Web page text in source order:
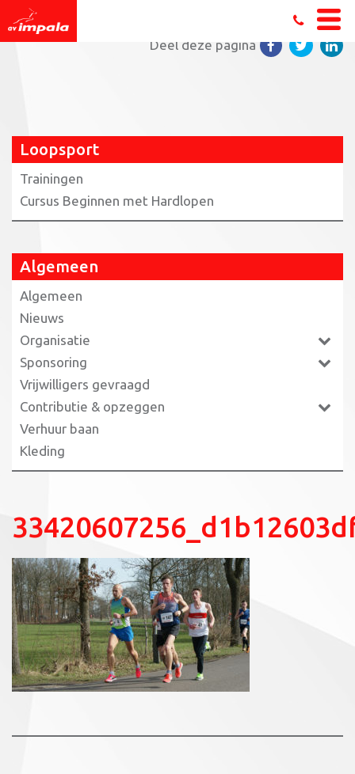
Home»Loopsport
33420607256_d1b12603df_z
Deel deze pagina
Loopsport
Trainingen
Cursus Beginnen met Hardlopen
Algemeen
Algemeen
Nieuws
Organisatie
Sponsoring
Vrijwilligers gevraagd
Contributie & opzeggen
Verhuur baan
Kleding